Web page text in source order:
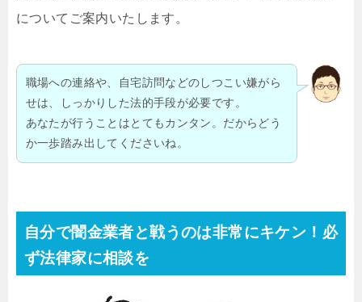
についてご案内いたします。
職場への連絡や、自宅訪問などのしつこい嫌がら
せは、しっかりした法的手段が必要です。
あなたが行うことはとてもカンタン。だからどう
か一歩踏み出してくださいね。
自分で闇金業者と戦うのは非常にキケン！必
ず法律家に相談を